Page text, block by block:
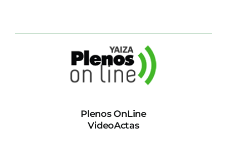
Plenos OnLine
VideoActas